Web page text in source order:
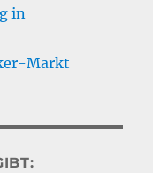
in
Markt